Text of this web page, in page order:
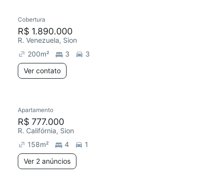
Cobertura
R$ 1.890.000
R. Venezuela, Sion
200m² 3
3
Ver contato
Apartamento
R$ 777.000
R. Califórnia, Sion
158m² 4
1
Ver 2 anúncios